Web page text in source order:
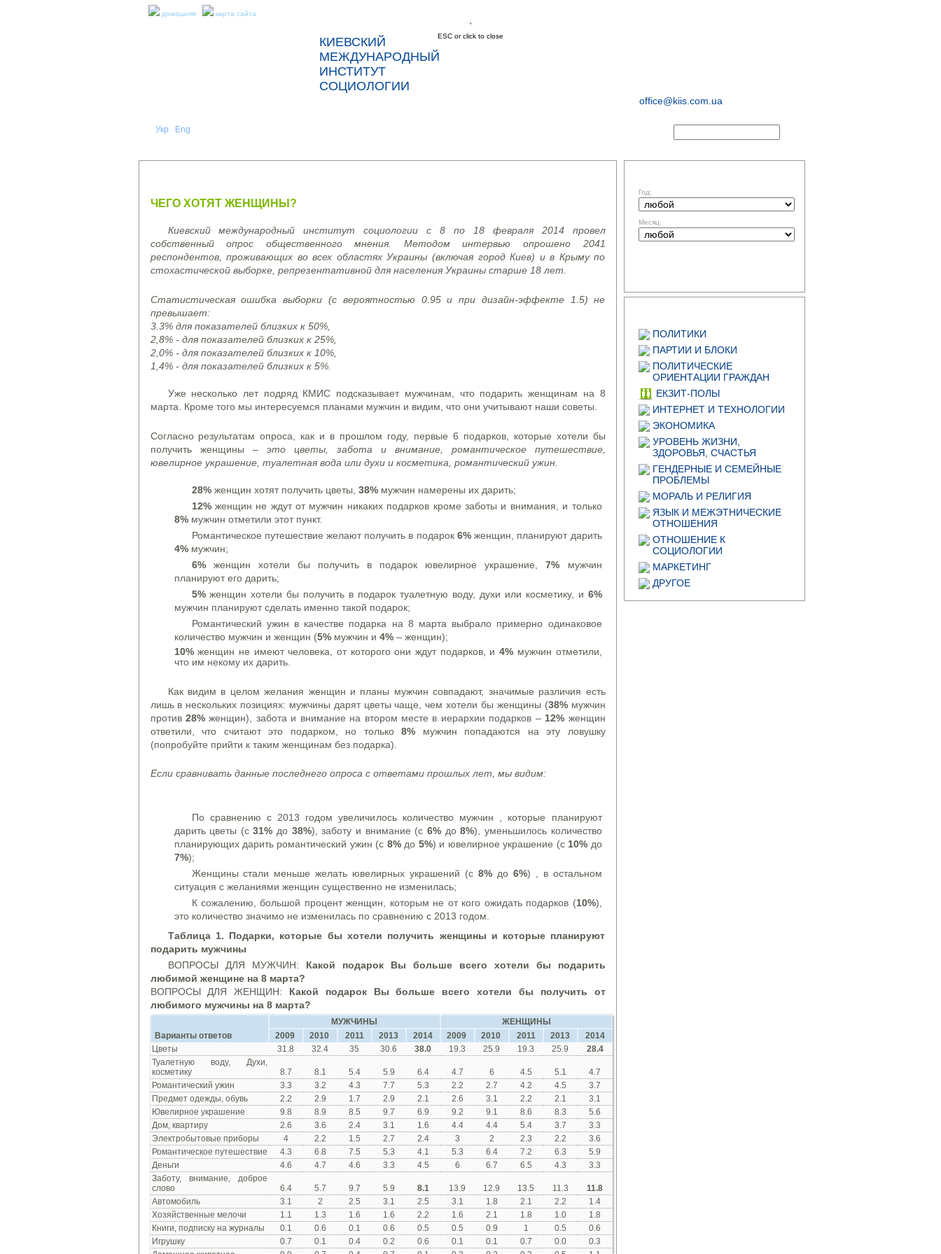
домашняя карта сайта
КИЕВСКИЙ
МЕЖДУНАРОДНЫЙ
ИНСТИТУТ
СОЦИОЛОГИИ
office@kiis.com.ua
Укр Eng
ESC or click to close
ЧЕГО ХОТЯТ ЖЕНЩИНЫ?
Киевский международный институт социологии с 8 по 18 февраля 2014 провел
собственный опрос общественного мнения. Методом интервью опрошено 2041
респондентов, проживающих во всех областях Украины (включая город Киев) и в Крыму по
стохастической выборке, репрезентативной для населения Украины старше 18 лет.
Статистическая ошибка выборки (с вероятностью 0.95 и при дизайн-эффекте 1.5) не
превышает:
3.3% для показателей близких к 50%,
2,8% - для показателей близких к 25%,
2,0% - для показателей близких к 10%,
1,4% - для показателей близких к 5%.
Уже несколько лет подряд КМИС подсказывает мужчинам, что подарить женщинам на 8
марта. Кроме того мы интересуемся планами мужчин и видим, что они учитывают наши советы.
Согласно результатам опроса, как и в прошлом году, первые 6 подарков, которые хотели бы
получить женщины – это цветы, забота и внимание, романтическое путешествие,
ювелирное украшение, туалетная вода или духи и косметика, романтический ужин.
28%женщин хотят получить цветы, 38%мужчин намерены их дарить;
12%женщин не ждут от мужчин никаких подарков кроме заботы и внимания, и только
8%мужчин отметили этот пункт.
Романтическое путешествие желают получить в подарок 6%женщин, планируют дарить
4%мужчин;
6%женщин хотели бы получить в подарок ювелирное украшение,7% мужчин
планируют его дарить;
5%женщин хотели бы получить в подарок туалетную воду, духи или косметику, и 6%
мужчин планируют сделать именно такой подарок;
Романтический ужин в качестве подарка на 8 марта выбрало примерно одинаковое
количество мужчин и женщин (5%мужчин и 4%– женщин);
10%женщин не имеют человека, от которого они ждут подарков, и4% мужчин отметили,
что им некому их дарить.
Как видим в целом желания женщин и планы мужчин совпадают, значимые различия есть
лишь в нескольких позициях: мужчины дарят цветы чаще, чем хотели бы женщины (38%мужчин
против 28%женщин), забота и внимание на втором месте в иерархии подарков – 12% женщин
ответили, что считают это подарком, но только 8% мужчин попадаются на эту ловушку
(попробуйте прийти к таким женщинам без подарка).
Если сравнивать данные последнего опроса с ответами прошлых лет, мы видим:
По сравнению с 2013 годом увеличилось количество мужчин , которые планируют
дарить цветы (с31% до 38%), заботу и внимание (с 6%до8%), уменьшилось количество
планирующих дарить романтический ужин (с 8%до 5%) и ювелирное украшение (с 10% до
7%);
Женщины стали меньше желать ювелирных украшений (с 8%до 6%) , в остальном
ситуация с желаниями женщин существенно не изменилась;
К сожалению, большой процент женщин, которым не от кого ожидать подарков (10%),
это количество значимо не изменилась по сравнению с 2013 годом.
Таблица1. Подарки, которые бы хотели получить женщины и которые планируют
подарить мужчины
ВОПРОСЫ ДЛЯ МУЖЧИН: Какой подарок Вы больше всего хотели бы подарить
любимой женщине на 8 марта?
ВОПРОСЫ ДЛЯ ЖЕНЩИН: Какой подарок Вы больше всего хотели бы получить от
любимого мужчины на 8 марта?
Варианты ответов
МУЖЧИНЫ
ЖЕНЩИНЫ
2009
2010 2011 2013 2014 2009 2010 2011 2013
2014
Цветы
31.8 32.4 35 30.6 38.0 19.3 25.9 19.3 25.9
28.4
Туалетную воду, Духи,
косметику
8.7 8.1 5.4 5.9 6.4 4.7 6 4.5 5.1
4.7
Романтический ужин
3.3 3.2 4.3 7.7 5.3 2.2 2.7 4.2 4.5
3.7
Предмет одежды, обувь
2.2 2.9 1.7 2.9 2.1 2.6 3.1 2.2 2.1
3.1
Ювелирное украшение
9.8 8.9 8.5 9.7 6.9 9.2 9.1 8.6 8.3
5.6
Дом, квартиру
2.6 3.6 2.4 3.1 1.6 4.4 4.4 5.4 3.7
3.3
Электробытовые приборы
4 2.2 1.5 2.7 2.4 3 2 2.3 2.2
3.6
Романтическое путешествие
4.3 6.8 7.5 5.3 4.1 5.3 6.4 7.2 6.3
5.9
Деньги
4.6 4.7 4.6 3.3 4.5 6 6.7 6.5 4.3
3.3
Заботу, внимание, доброе
слово
6.4 5.7 9.7 5.9 8.1 13.9 12.9 13.5 11.3
11.8
Автомобиль
3.1 2 2.5 3.1 2.5 3.1 1.8 2.1 2.2
1.4
Хозяйственные мелочи
1.1 1.3 1.6 1.6 2.2 1.6 2.1 1.8 1.0
1.8
Книги, подписку на журналы
0.1 0.6 0.1 0.6 0.5 0.5 0.9 1 0.5
0.6
Игрушку
0.7 0.1 0.4 0.2 0.6 0.1 0.1 0.7 0.0
0.3
Год:
Месяц:
ПОЛИТИКИ
ПАРТИИ И БЛОКИ
ПОЛИТИЧЕСКИЕ
ОРИЕНТАЦИИ ГРАЖДАН
ЕКЗИТ-ПОЛЫ
ИНТЕРНЕТ И ТЕХНОЛОГИИ
ЭКОНОМИКА
УРОВЕНЬ ЖИЗНИ,
ЗДОРОВЬЯ, СЧАСТЬЯ
ГЕНДЕРНЫЕ И СЕМЕЙНЫЕ
ПРОБЛЕМЫ
МОРАЛЬ И РЕЛИГИЯ
ЯЗЫК И МЕЖЭТНИЧЕСКИЕ
ОТНОШЕНИЯ
ОТНОШЕНИЕ К
СОЦИОЛОГИИ
МАРКЕТИНГ
ДРУГОЕ